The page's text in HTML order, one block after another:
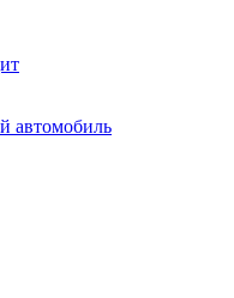
автомобиль